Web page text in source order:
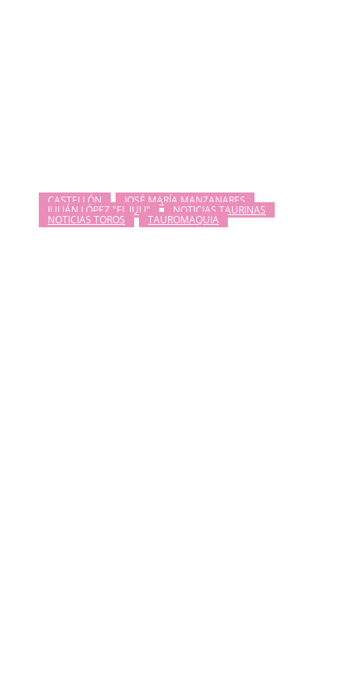
CASTELLÓN JOSÉ MARÍA MANZANARES
JULIÁN LÓPEZ "EL JULI" NOTICIAS TAURINAS
NOTICIAS TOROS TAUROMAQUIA